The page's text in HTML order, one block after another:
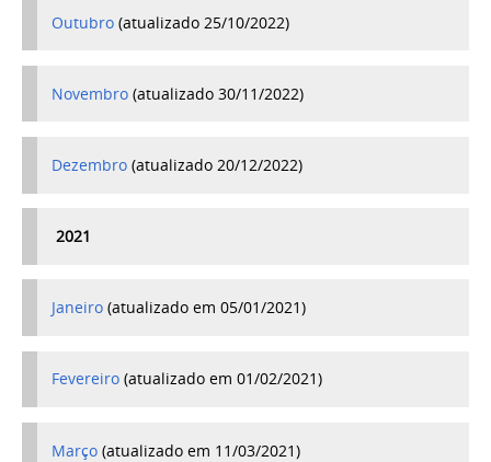
Outubro (atualizado 25/10/2022)
Novembro (atualizado 30/11/2022)
Dezembro (atualizado 20/12/2022)
2021
Janeiro (atualizado em 05/01/2021)
Fevereiro (atualizado em 01/02/2021)
Março (atualizado em 11/03/2021)